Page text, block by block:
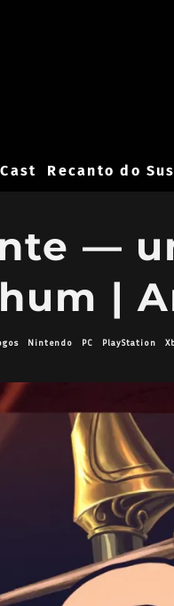
Recanto do
—
|
Nintendo PC PlayStation